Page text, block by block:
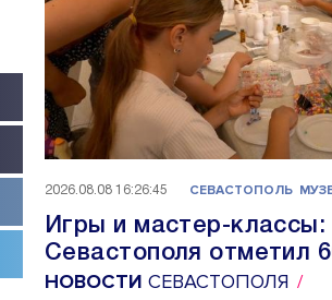
2026.08.08 16:26:45 СЕВАСТОПОЛЬ
Игры и мастер-
Севастополя отметил
НОВОСТИ СЕВАСТОПОЛЯ